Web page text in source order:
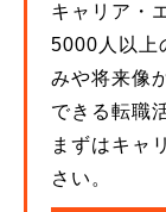
キャリア・
5000人以上
みや将来像
できる転職
まずはキャ
さい。